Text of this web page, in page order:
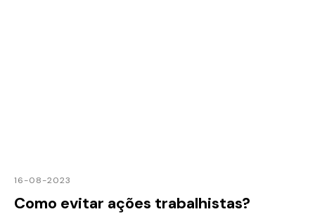
16-08-2023
Como evitar ações trabalhistas?